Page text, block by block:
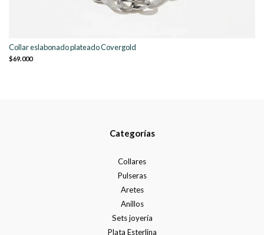
Collar eslabonado plateado Covergold
$69.000
Categorías
Collares
Pulseras
Aretes
Anillos
Sets joyería
Plata Esterlina